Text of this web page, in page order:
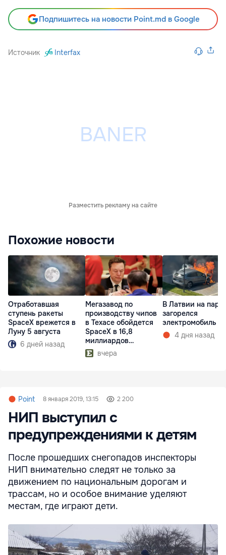
Подпишитесь на новости Point.md в Google
Источник Interfax
Разместить рекламу на сайте
Похожие новости
Отработавшая
ступень ракеты
SpaceX врежется в
Луну 5 августа
6 дней назад
Мегазавод по
производству чипов
в Техасе обойдется
SpaceX в 16,8
миллиардов
долларов
вчера
В Латвии на
загорелся
электромобиль
4 дня назад
Point 8 января 2019, 13:15 2 200
НИП выступил с
предупреждениями к детям
После прошедших снегопадов инспекторы
НИП внимательно следят не только за
движением по национальным дорогам и
трассам, но и особое внимание уделяют
местам, где играют дети.